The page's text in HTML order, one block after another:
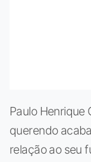
Paulo Henrique
querendo
relação ao seu